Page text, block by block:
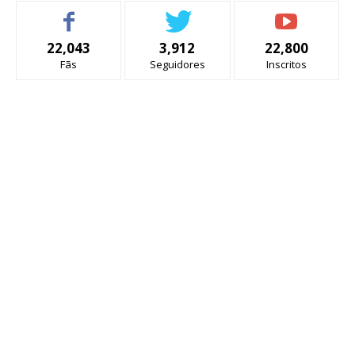
22,043
Fãs
3,912
Seguidores
22,800
Inscritos